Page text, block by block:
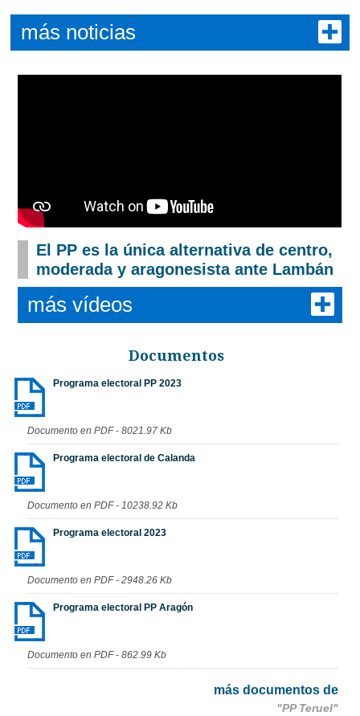
más noticias
El PP es la única alternativa de centro,
moderada y aragonesista ante Lambán
más vídeos
Documentos
Programa electoral PP 2023
Documento en PDF - 8021.97 Kb
Programa electoral de Calanda
Documento en PDF - 10238.92 Kb
Programa electoral 2023
Documento en PDF - 2948.26 Kb
Programa electoral PP Aragón
Documento en PDF - 862.99 Kb
más documentos de
"PP Teruel"